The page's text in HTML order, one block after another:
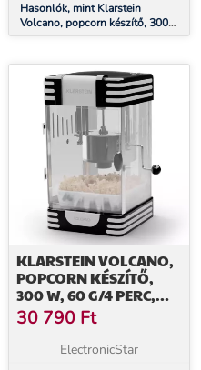
Hasonlók, mint Klarstein
Volcano, popcorn készítő, 300
W, 60 g/4 perc, rozsdamentes
KLARSTEIN VOLCANO,
POPCORN KÉSZÍTŐ,
300 W, 60 G/4 PERC,
ROZSDAMENTES ACÉL
EDÉNY, RETRO
KIALAKÍTÁS
30 790 Ft
ElectronicStar